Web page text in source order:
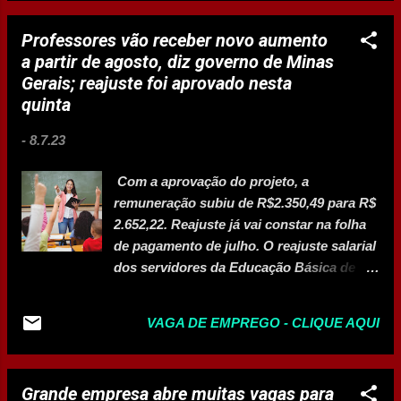
Professores vão receber novo aumento
a partir de agosto, diz governo de Minas
Gerais; reajuste foi aprovado nesta
quinta
- 8.7.23
Com a aprovação do projeto, a
remuneração subiu de R$2.350,49 para R$
2.652,22. Reajuste já vai constar na folha
de pagamento de julho. O reajuste salarial
dos servidores da Educação Básica de
em agosto. A informação foi divulgada
pelo governo estadual nesta sexta-feira
professores do estado é de R$ 2.350,49
VAGA DE EMPREGO - CLIQUE AQUI
Grande empresa abre muitas vagas para